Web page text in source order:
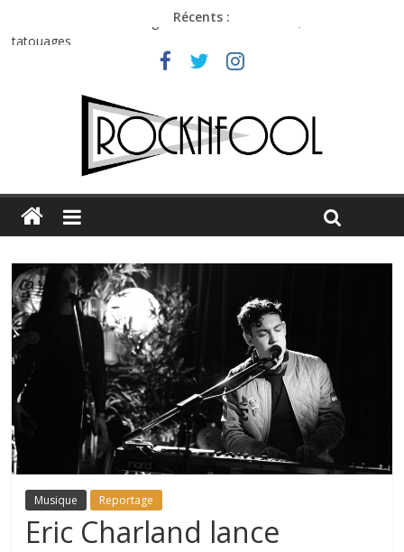
Récents :
Première édition du Midgard Festival : entre bière, métal et
Charlie Puth à l’Olympia : la leçon de pop du Professeur Puth
Jon Spencer & the HITmakers : coup de chaud au café Atlantik
Hellfest 2026 vendredi : température et émotions en hausse
Hellfest 2026 jeudi : impossible de choisir entre chaleur et bonne
Musique Reportage
Eric Charland lance